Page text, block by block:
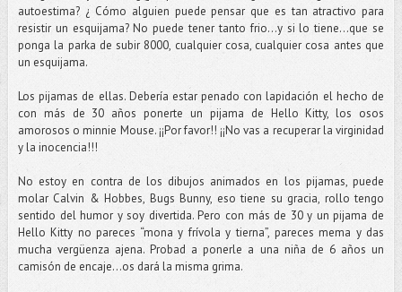
autoestima? ¿ Cómo alguien puede pensar que es tan atractivo para
resistir un esquijama? No puede tener tanto frio...y si lo tiene...que se
ponga la parka de subir 8000, cualquier cosa, cualquier cosa antes que
un esquijama.
Los pijamas de ellas. Debería estar penado con lapidación el hecho de
con más de 30 años ponerte un pijama de Hello Kitty, los osos
amorosos o minnie Mouse. ¡¡Por favor!! ¡¡No vas a recuperar la virginidad
y la inocencia!!!
No estoy en contra de los dibujos animados en los pijamas, puede
molar Calvin & Hobbes, Bugs Bunny, eso tiene su gracia, rollo tengo
sentido del humor y soy divertida. Pero con más de 30 y un pijama de
Hello Kitty no pareces “mona y frívola y tierna”, pareces mema y das
mucha vergüenza ajena. Probad a ponerle a una niña de 6 años un
camisón de encaje...os dará la misma grima.